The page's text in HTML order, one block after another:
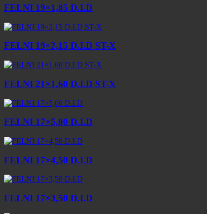
FELNI 19×1,85 D.I.D
FELNI 19×2,15 D.I.D ST-X
FELNI 21×1,60 D.I.D ST-X
FELNI 17×5,00 D.I.D
FELNI 17×4,50 D.I.D
FELNI 17×3,50 D.I.D